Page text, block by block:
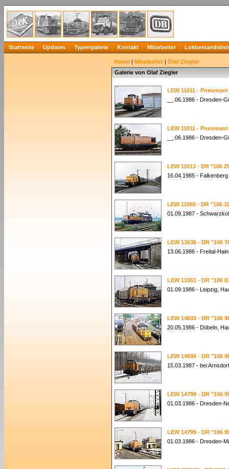
Startseite Updates Typengalerie Kontakt Mitarbeiter
Home | Mitarbeiter | Olaf Ziegler
Galerie von Olaf Ziegler
LEW 11011 -
__.06.1986 - Dresden-
LEW 11011 -
__.06.1986 - Dresden-
LEW 11013 - DR "106
16.04.1985 -
LEW 11065 - DR "106
01.09.1987 -
LEW 13036 - DR "106
13.06.1986 - Freital-
LEW 13351 - DR "106
01.09.1986 - Leipzig,
LEW 14593 - DR "106
20.05.1986 - Döbeln,
LEW 14598 - DR "106
15.03.1987 - bei
LEW 14799 - DR "106
01.03.1986 - Dresden-
LEW 14799 - DR "106
01.03.1986 - Dresden-